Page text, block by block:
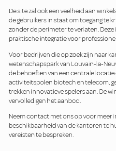
De site zal ook een veelheid aan
de gebruikers in staat om toegang te
zonder de perimeter te verlaten.
praktische integratie voor
Voor bedrijven die op zoek zijn naar
wetenschapspark van Louvain-la-
de behoeften van een centrale
activiteitspolen biotech en telecom,
trekken innovatieve spelers aan. De
vervolledigen het aanbod.
Neem contact met ons op voor meer
beschikbaarheid van de kantoren te
vereisten te bespreken.